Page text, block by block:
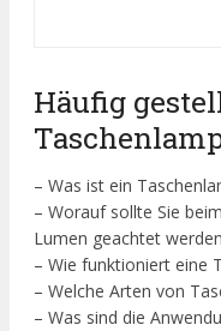
Häufig
– Was ist ein
– Worauf sollte Sie
Lumen geachtet
– Wie funktioniert eine
– Welche Arten von
– Was sind die